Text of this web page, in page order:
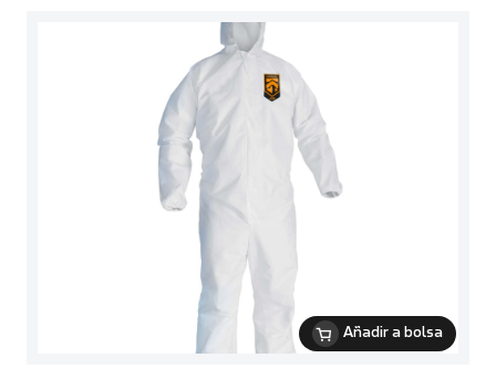
Añadir a bolsa